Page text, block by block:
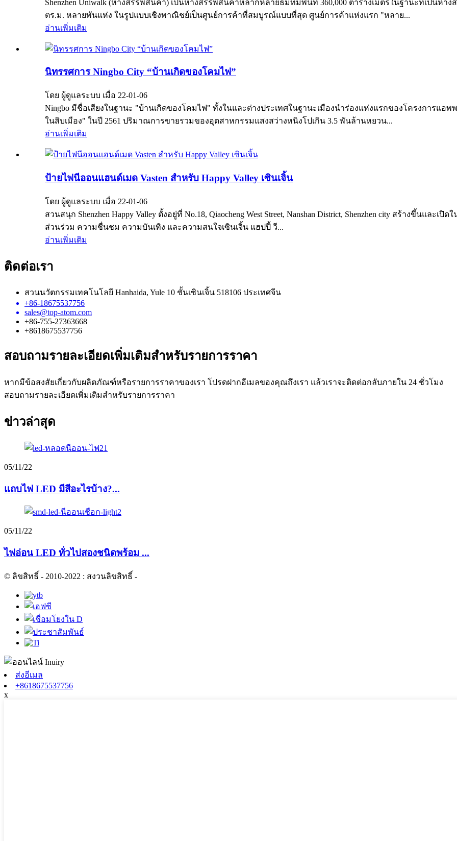
Shenzhen Uniwalk (ห้างสรรพสินค้า) เป็นห้างสรรพสินค้าหลากหลายธีมที่มีพื้นที่ 360,000 ตารางเมตรในฐานะที่เป็น
ตร.ม. หลายพันแห่ง ในรูปแบบเชิงพาณิชย์เป็นศูนย์การค้าที่สมบูรณ์แบบที่สุด ศูนย์การค้าแห่งแรก "หลาย...
อ่านเพิ่มเติม
นิทรรศการ Ningbo City “บ้านเกิดของโคมไฟ”
โดย ผู้ดูแลระบบ เมื่อ 22-01-06
Ningbo มีชื่อเสียงในฐานะ "บ้านเกิดของโคมไฟ" ทั้งในและต่างประเทศในฐานะเมืองนำร่องแห่งแรกของโครงการแอ
ในสิบเมือง" ในปี 2561 ปริมาณการขายรวมของอุตสาหกรรมแสงสว่างหนิงโปเกิน 3.5 พันล้านหยวน...
อ่านเพิ่มเติม
ป้ายไฟนีออนแฮนด์เมด Vasten สำหรับ Happy Valley เซินเจิ้น
โดย ผู้ดูแลระบบ เมื่อ 22-01-06
สวนสนุก Shenzhen Happy Valley ตั้งอยู่ที่ No.18, Qiaocheng West Street, Nanshan District, Shenzhen city สร้างขึ้นแล
ส่วนร่วม ความชื่นชม ความบันเทิง และความสนใจเซินเจิ้น แฮปปี้ วี...
อ่านเพิ่มเติม
ติดต่อเรา
สวนนวัตกรรมเทคโนโลยี Hanhaida, Yule 10 ชั้นเซินเจิ้น 518106 ประเทศจีน
+86-18675537756
sales@top-atom.com
+86-755-27363668
+8618675537756
สอบถามรายละเอียดเพิ่มเติมสำหรับรายการราคา
หากมีข้อสงสัยเกี่ยวกับผลิตภัณฑ์หรือรายการราคาของเรา โปรดฝากอีเมลของคุณถึงเรา แล้วเราจะติดต่อกลับภายใน 24 ชั่วโมง
สอบถามรายละเอียดเพิ่มเติมสำหรับรายการราคา
ข่าวล่าสุด
05/11/22
แถบไฟ LED มีสีอะไรบ้าง?...
05/11/22
ไฟอ่อน LED ทั่วไปสองชนิดพร้อม ...
© ลิขสิทธิ์ - 2010-2022 : สงวนลิขสิทธิ์ -
ส่งอีเมล
+8618675537756
x